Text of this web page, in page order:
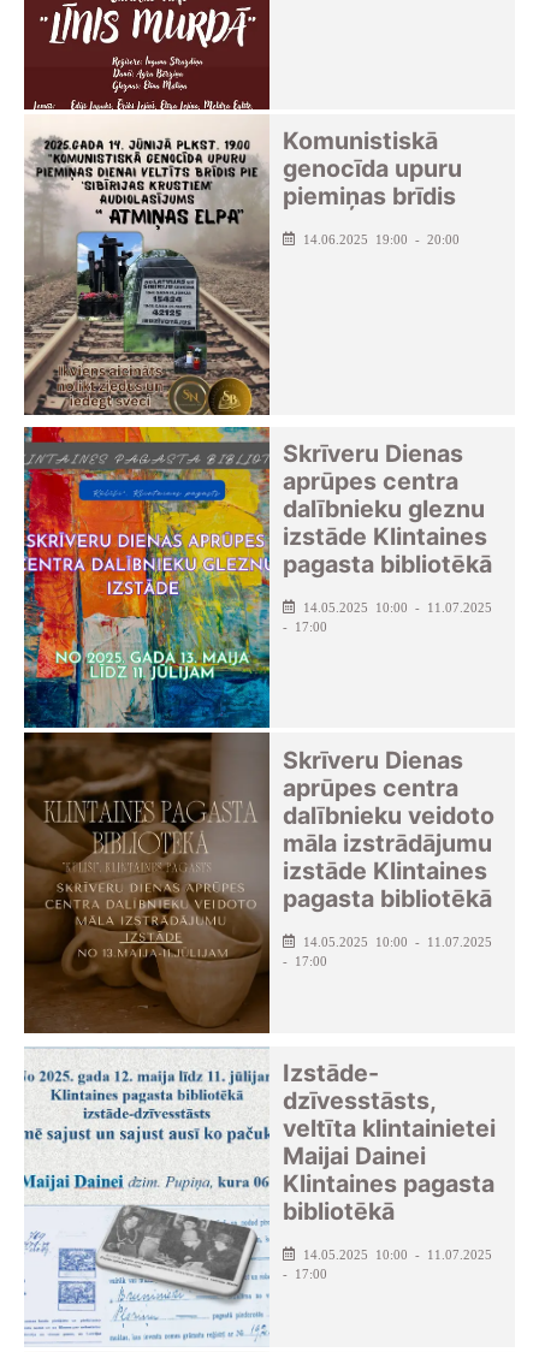
Komunistiskā
genocīda upuru
piemiņas brīdis
14.06.2025 19:00 - 20:00
Skrīveru Dienas
aprūpes centra
dalībnieku gleznu
izstāde Klintaines
pagasta bibliotēkā
14.05.2025 10:00 - 11.07.2025
- 17:00
Skrīveru Dienas
aprūpes centra
dalībnieku veidoto
māla izstrādājumu
izstāde Klintaines
pagasta bibliotēkā
14.05.2025 10:00 - 11.07.2025
- 17:00
Izstāde-
dzīvesstāsts,
veltīta klintainietei
Maijai Dainei
Klintaines pagasta
bibliotēkā
14.05.2025 10:00 - 11.07.2025
- 17:00